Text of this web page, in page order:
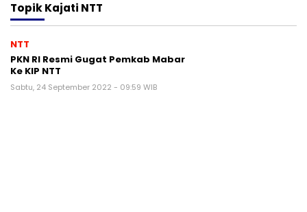
TopikKajati NTT
NTT
PKN RI Resmi Gugat Pemkab Mabar
Ke KIP NTT
Sabtu, 24 September 2022 - 09:59 WIB